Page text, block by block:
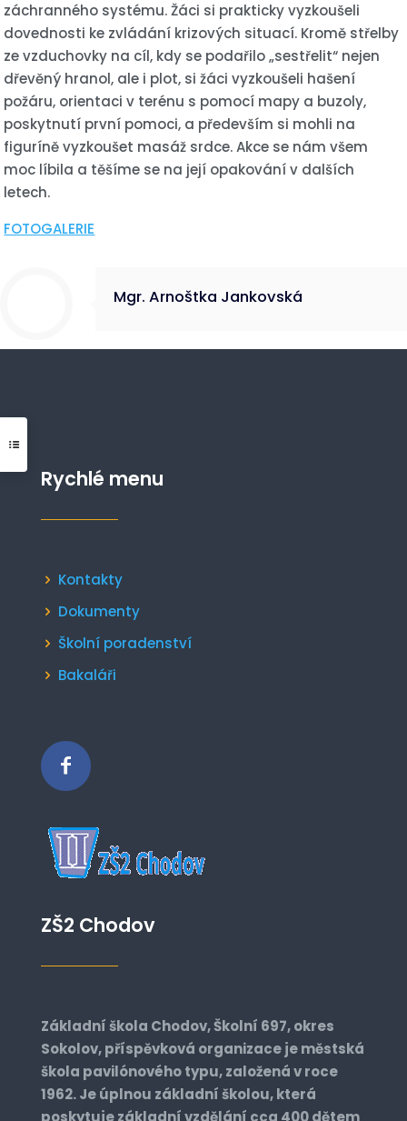
záchranného systému. Žáci si prakticky vyzkoušeli
dovednosti ke zvládání krizových situací. Kromě střelby
ze vzduchovky na cíl, kdy se podařilo „sestřelit“ nejen
dřevěný hranol, ale i plot, si žáci vyzkoušeli hašení
požáru, orientaci v terénu s pomocí mapy a buzoly,
poskytnutí první pomoci, a především si mohli na
figuríně vyzkoušet masáž srdce. Akce se nám všem
moc líbila a těšíme se na její opakování v dalších
letech.
FOTOGALERIE
Mgr. Arnoštka Jankovská
Rychlé menu
Kontakty
Dokumenty
Školní poradenství
Bakaláři
ZŠ2 Chodov
Základní škola Chodov, Školní 697, okres
Sokolov, příspěvková organizace je městská
škola pavilónového typu, založená v roce
1962. Je úplnou základní školou, která
poskytuje základní vzdělání cca 400 dětem